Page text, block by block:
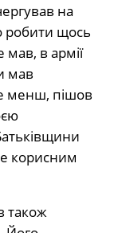
на
робити щось
мав, в армії
мав
менш, пішов
корисним
також